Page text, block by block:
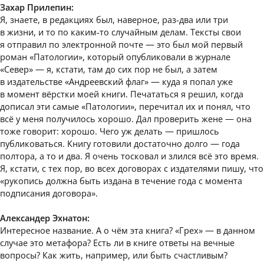
Захар Прилепин:
Я, знаете, в редакциях был, наверное, раз-два или три
в жизни, и то по каким-то случайным делам. Тексты свои
я отправил по электронной почте — это был мой первый
роман «Патологии», который опубликовали в журнале
«Север» — я, кстати, там до сих пор не был, а затем
в издательстве «Андреевский флаг» — куда я попал уже
в момент вёрстки моей книги. Печататься я решил, когда
дописал эти самые «Патологии», перечитал их и понял, что
всё у меня получилось хорошо. Дал проверить жене — она
тоже говорит: хорошо. Чего уж делать — пришлось
публиковаться. Книгу готовили достаточно долго — года
полтора, а то и два. Я очень тосковал и злился всё это время.
Я, кстати, с тех пор, во всех договорах с издателями пишу, что
«рукопись должна быть издана в течение года с момента
подписания договора».
Александер Эхнатон:
Интересное название. А о чём эта книга? «Грех» — в данном
случае это метафора? Есть ли в книге ответы на вечные
вопросы? Как жить, например, или быть счастливым?